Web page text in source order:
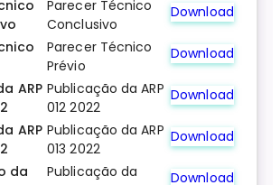
Parecer Técnico
Conclusivo
Download
Parecer Técnico
Prévio
Download
ARP Publicação da ARP
012 2022
Download
ARP Publicação da ARP
013 2022
Download
da
Publicação da
Download